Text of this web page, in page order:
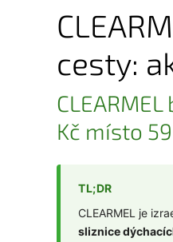
cesty:
Kč místo
TL;DR
CLEARMEL je
sliznice